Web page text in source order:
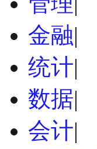
金融|
统计|
数据|
会计|